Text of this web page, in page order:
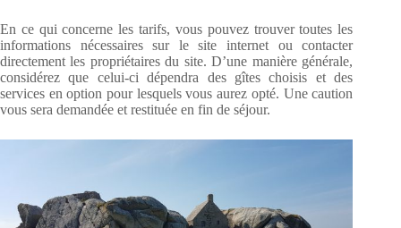
En ce qui concerne les tarifs, vous pouvez trouver toutes les
informations nécessaires sur le site internet ou contacter
directement les propriétaires du site. D’une manière générale,
considérez que celui-ci dépendra des gîtes choisis et des
services en option pour lesquels vous aurez opté. Une caution
vous sera demandée et restituée en fin de séjour.